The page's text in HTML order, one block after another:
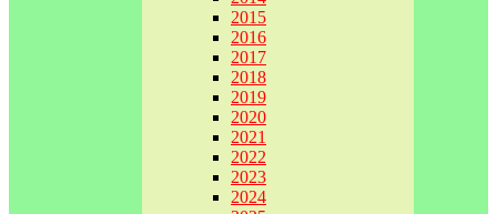
2015
2016
2017
2018
2019
2020
2021
2022
2023
2024